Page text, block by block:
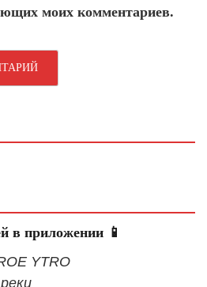
моих комментариев.
в приложении 📱
YTRO